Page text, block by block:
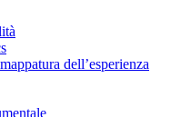
dell’esperienza